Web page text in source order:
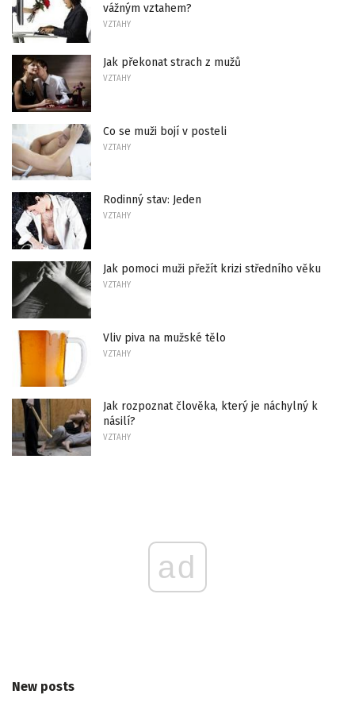
vážným vztahem?
VZTAHY
Jak překonat strach z mužů
VZTAHY
Co se muži bojí v posteli
VZTAHY
Rodinný stav: Jeden
VZTAHY
Jak pomoci muži přežít krizi středního věku
VZTAHY
Vliv piva na mužské tělo
VZTAHY
Jak rozpoznat člověka, který je náchylný k
násilí?
VZTAHY
ad
New posts